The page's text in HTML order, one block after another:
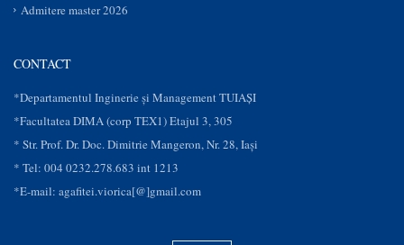
Admitere master 2026
CONTACT
*Departamentul Inginerie și Management TUIAȘI
*Facultatea DIMA (corp TEX1) Etajul 3, 305
* Str. Prof. Dr. Doc. Dimitrie Mangeron, Nr. 28, Iaşi
* Tel: 004 0232.278.683 int 1213
*E-mail: agafitei.viorica[@]gmail.com